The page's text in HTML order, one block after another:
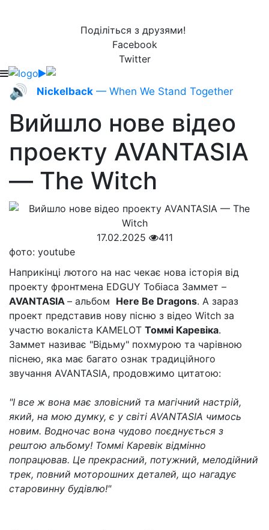
Поділіться з друзями!
Facebook
Twitter
🔊 Nickelback — When We Stand Together
Вийшло нове відео
проекту AVANTASIA
— The Witch
17.02.2025
411
фото: youtube
Наприкінці лютого на нас чекає нова історія від
проекту фронтмена EDGUY Тобіаса Заммет –
AVANTASIA – альбом Here Be Dragons. А зараз
проект представив нову пісню з відео Witch за
участю вокаліста KAMELOT Томмі Каревіка.
Заммет називає "Відьму" похмурою та чарівною
піснею, яка має багато ознак традиційного
звучання AVANTASIA, продовжимо цитатою:
"І все ж вона має зловісний та магічний настрій,
який, на мою думку, є у світі AVANTASIA чимось
новим. Водночас вона чудово поєднується з
рештою альбому! Томмі Каревік відмінно
попрацював. Це прекрасний, потужний, мелодійний
трек, повний моторошних деталей, що нагадує
старовинну будівлю!"